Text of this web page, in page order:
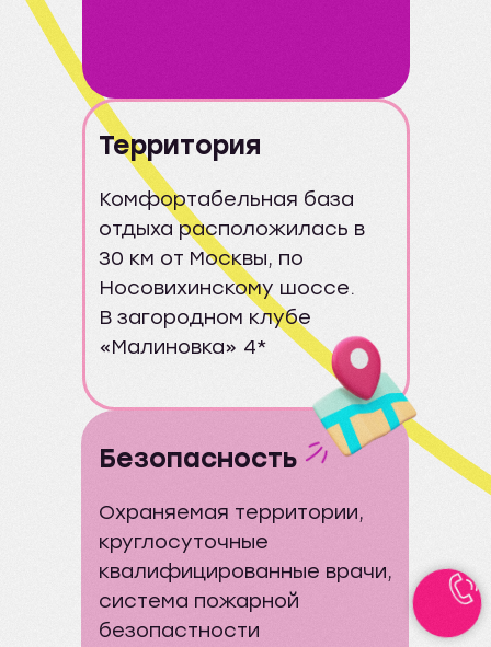
Территория
Комфортабельная база
отдыха расположилась в
30 км от Москвы, по
Носовихинскому шоссе.
В загородном клубе
«Малиновка» 4*
Безопасность
Охраняемая территории,
круглосуточные
квалифицированные врачи,
система пожарной
безопастности